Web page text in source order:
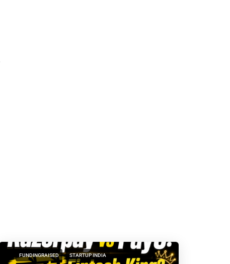
FUNDINGRAISED STARTUP INDIA